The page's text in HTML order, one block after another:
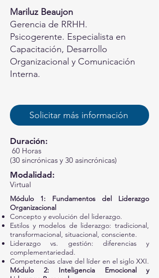
Mariluz Beaujon
Gerencia de RRHH.
Psicogerente. Especialista en
Capacitación, Desarrollo
Organizacional y Comunicación
Interna.
Solicitar más información
Duración:
60 Horas
(30 sincrónicas y 30 asincrónicas)
Modalidad:
Virtual
Módulo 1: Fundamentos del Liderazgo
Organizacional
Concepto y evolución del liderazgo.
Estilos y modelos de liderazgo: tradicional,
transformacional, situacional, consciente.
Liderazgo vs. gestión: diferencias y
complementariedad.
Competencias clave del líder en el siglo XXI.
Módulo 2: Inteligencia Emocional y